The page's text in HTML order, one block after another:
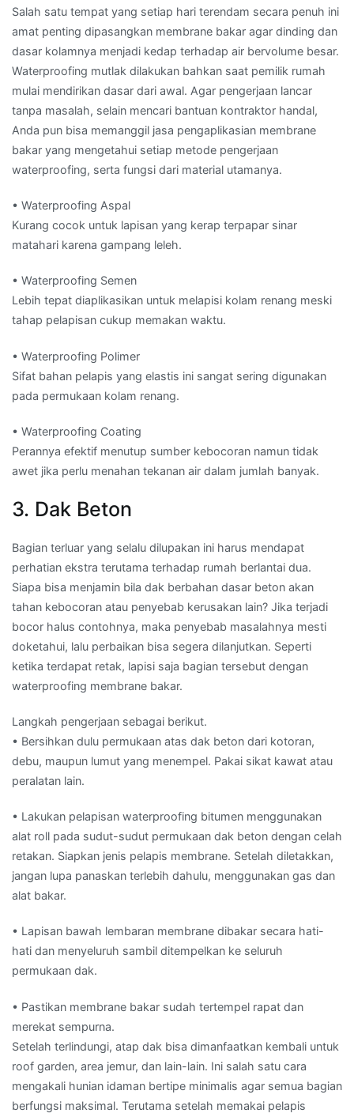
Salah satu tempat yang setiap hari terendam secara penuh ini
amat penting dipasangkan membrane bakar agar dinding dan
dasar kolamnya menjadi kedap terhadap air bervolume besar.
Waterproofing mutlak dilakukan bahkan saat pemilik rumah
mulai mendirikan dasar dari awal. Agar pengerjaan lancar
tanpa masalah, selain mencari bantuan kontraktor handal,
Anda pun bisa memanggil jasa pengaplikasian membrane
bakar yang mengetahui setiap metode pengerjaan
waterproofing, serta fungsi dari material utamanya.
• Waterproofing Aspal
Kurang cocok untuk lapisan yang kerap terpapar sinar
matahari karena gampang leleh.
• Waterproofing Semen
Lebih tepat diaplikasikan untuk melapisi kolam renang meski
tahap pelapisan cukup memakan waktu.
• Waterproofing Polimer
Sifat bahan pelapis yang elastis ini sangat sering digunakan
pada permukaan kolam renang.
• Waterproofing Coating
Perannya efektif menutup sumber kebocoran namun tidak
awet jika perlu menahan tekanan air dalam jumlah banyak.
3. Dak Beton
Bagian terluar yang selalu dilupakan ini harus mendapat
perhatian ekstra terutama terhadap rumah berlantai dua.
Siapa bisa menjamin bila dak berbahan dasar beton akan
tahan kebocoran atau penyebab kerusakan lain? Jika terjadi
bocor halus contohnya, maka penyebab masalahnya mesti
doketahui, lalu perbaikan bisa segera dilanjutkan. Seperti
ketika terdapat retak, lapisi saja bagian tersebut dengan
waterproofing membrane bakar.
Langkah pengerjaan sebagai berikut.
• Bersihkan dulu permukaan atas dak beton dari kotoran,
debu, maupun lumut yang menempel. Pakai sikat kawat atau
peralatan lain.
• Lakukan pelapisan waterproofing bitumen menggunakan
alat roll pada sudut-sudut permukaan dak beton dengan celah
retakan. Siapkan jenis pelapis membrane. Setelah diletakkan,
jangan lupa panaskan terlebih dahulu, menggunakan gas dan
alat bakar.
• Lapisan bawah lembaran membrane dibakar secara hati-
hati dan menyeluruh sambil ditempelkan ke seluruh
permukaan dak.
• Pastikan membrane bakar sudah tertempel rapat dan
merekat sempurna.
Setelah terlindungi, atap dak bisa dimanfaatkan kembali untuk
roof garden, area jemur, dan lain-lain. Ini salah satu cara
mengakali hunian idaman bertipe minimalis agar semua bagian
berfungsi maksimal. Terutama setelah memakai pelapis